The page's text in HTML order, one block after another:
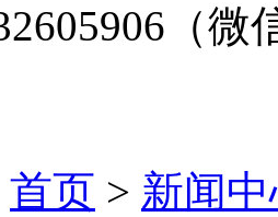
（微
首页 > 新闻